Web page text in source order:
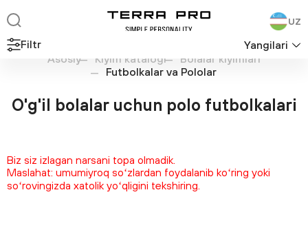
UZ
Asosiy Kiyim katalogi
Bolalar kiyimlari
Futbolkalar va Pololar
O'g'il bolalar uchun polo futbolkalari
Filtr Yangilari
Biz siz izlagan narsani topa olmadik.
Maslahat: umumiyroq soʻzlardan foydalanib koʻring yoki
soʻrovingizda xatolik yoʻqligini tekshiring.